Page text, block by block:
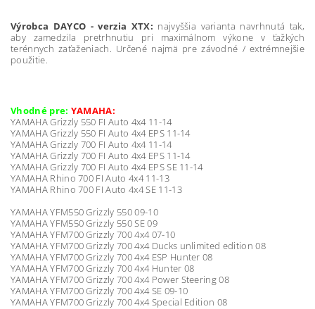
Výrobca DAYCO - verzia XTX: najvyššia varianta navrhnutá tak,
aby zamedzila pretrhnutiu pri maximálnom výkone v ťažkých
terénnych zaťaženiach. Určené najmä pre závodné / extrémnejšie
použitie.
Vhodné pre: YAMAHA:
YAMAHA Grizzly 550 FI Auto 4x4 11-14
YAMAHA Grizzly 550 FI Auto 4x4 EPS 11-14
YAMAHA Grizzly 700 FI Auto 4x4 11-14
YAMAHA Grizzly 700 FI Auto 4x4 EPS 11-14
YAMAHA Grizzly 700 FI Auto 4x4 EPS SE 11-14
YAMAHA Rhino 700 FI Auto 4x4 11-13
YAMAHA Rhino 700 FI Auto 4x4 SE 11-13
YAMAHA YFM550 Grizzly 550 09-10
YAMAHA YFM550 Grizzly 550 SE 09
YAMAHA YFM700 Grizzly 700 4x4 07-10
YAMAHA YFM700 Grizzly 700 4x4 Ducks unlimited edition 08
YAMAHA YFM700 Grizzly 700 4x4 ESP Hunter 08
YAMAHA YFM700 Grizzly 700 4x4 Hunter 08
YAMAHA YFM700 Grizzly 700 4x4 Power Steering 08
YAMAHA YFM700 Grizzly 700 4x4 SE 09-10
YAMAHA YFM700 Grizzly 700 4x4 Special Edition 08